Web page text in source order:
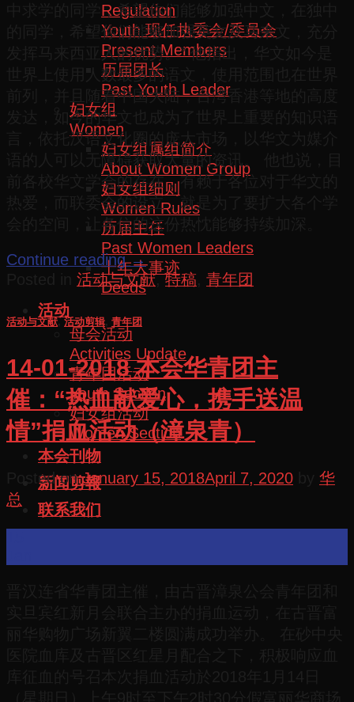
Regulation
Youth 现任执委会/委员会
Present Members
历届团长
Past Youth Leader
妇女组
Women
妇女组属组简介
About Women Group
妇女组细则
Women Rules
历届主任
Past Women Leaders
十年大事迹
Deeds
活动
母会活动
Activities Update
青年团活动
Youth Section
妇女组活动
Women Section
本会刊物
新闻剪報
联系我们
中求学的同学，希望你们能够加强中文，在独中
的同学，希望你们能够加强英文及马来文，充分
发挥马来西亚人的优势。” 他指出，华文如今是
世界上使用人数最多的语文，使用范围也在世界
前列，并且随着中国大陆，台湾香港等地的高度
发达，如今的华文也成为了世界上重要的知识语
言，依托汉语文化圈的庞大市场，以华文为媒介
语的人可以无障碍获取大量的资讯。 他也说，目
前各校华文学会的存在，有赖于各位对于华文的
热爱，而联委会的设立，就是为了要扩大各个学
会的空间，让各位的这份热忱能够持续加深。
Continue reading→
活动与文献,特稿 青年团
活动与文献,活动剪辑 青年团
14-01-2018 本会华青团主
催：“热血献爱心，携手送温
情”捐血活动（漳泉青）
Posted onJanuary 15, 2018April 7, 2020
华
总